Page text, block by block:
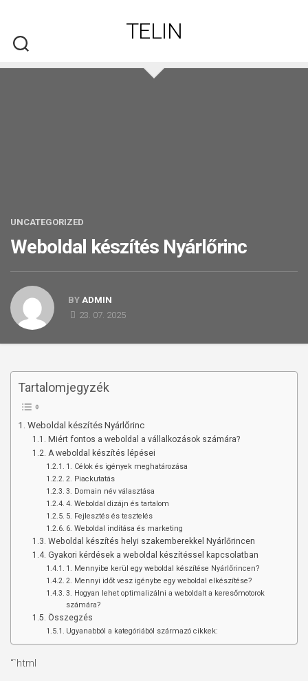
content
TELIN
UNCATEGORIZED
Weboldal készítés​ Nyárlőrinc
BY ADMIN
23. 07. 2025
Tartalomjegyzék
Weboldal készítés​ Nyárlőrinc
Miért fontos a weboldal a vállalkozások számára?
A weboldal készítés lépései
1. Célok és igények meghatározása
2. Piackutatás
3. Domain név választása
4. Weboldal dizájn és tartalom
5. Fejlesztés és tesztelés
6. Weboldal indítása és marketing
Weboldal készítés helyi szakemberekkel Nyárlőrincen
Gyakori kérdések a weboldal készítéssel kapcsolatban
1. Mennyibe kerül egy weboldal készítése Nyárlőrincen?
2. Mennyi időt vesz igénybe egy weboldal elkészítése?
3. Hogyan lehet optimalizálni a weboldalt a keresőmotorok
számára?
Összegzés
Ugyanabból a kategóriából származó cikkek:
“`html